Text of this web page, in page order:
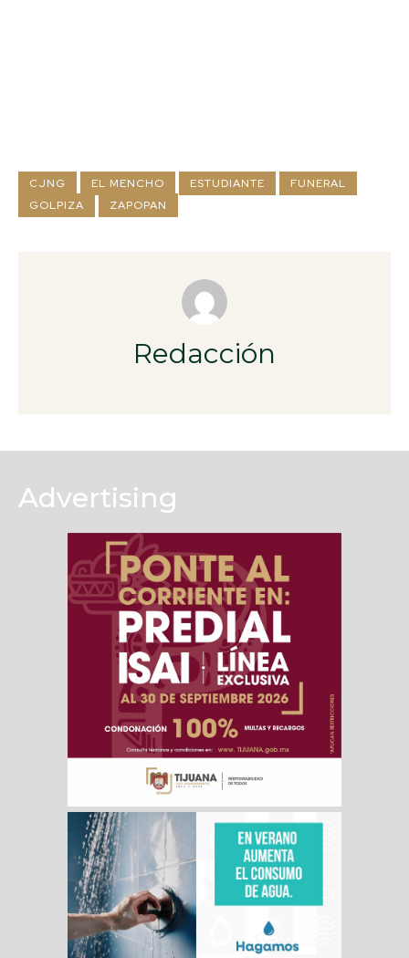
CJNG EL MENCHO ESTUDIANTE
FUNERAL
GOLPIZA
ZAPOPAN
Redacción
Advertising